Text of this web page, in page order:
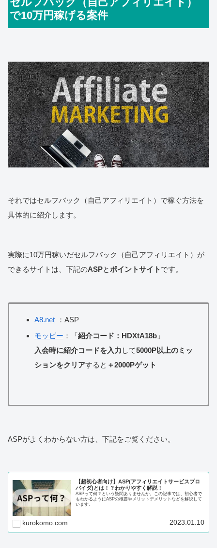
で10万円稼げる案件
それではセルフバック（自己アフィリエイト）で稼ぐ方法を
具体的に紹介します。
実際に10万円稼いだセルフバック（自己アフィリエイト）が
できるサイトは、下記のASPとポイントサイト です。
A8.net
：ASP
モッピー ：「紹介コード：HDXtA18b」
入会時に紹介コードを入力 して5000P以上のミッ
ションをクリアすると ＋2000Pゲット
ASPがよくわからない方は、下記をご覧ください。
【超初心者向け】ASP(アフィリエイトサービスプロ
バイダ)とは！？わかりやすく解説！
ASPって何？という疑問ありませんか。この記事では、初心者で
もわかるようにASPの概要やメリットデメリットなどを解説して
います。
kurokomo.com 2023.01.10